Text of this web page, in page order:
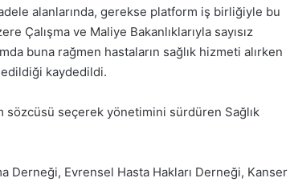
alanlarında, gerekse platform iş birliğiyle bu
Çalışma ve Maliye Bakanlıklarıyla sayısız
buna rağmen hastaların sağlık hizmeti alırken
edildiği kaydedildi.
sözcüsü seçerek yönetimini sürdüren Sağlık
Derneği, Evrensel Hasta Hakları Derneği, Kanser
1
Aralık
Pazartesi
2025,
manşetleri
Medya manşetleri